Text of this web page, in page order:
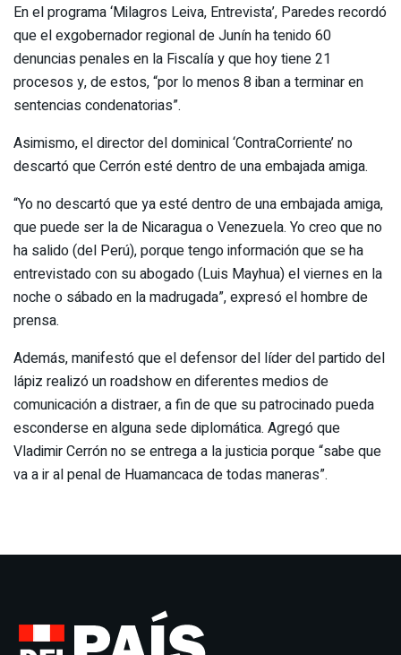
En el programa ‘Milagros Leiva, Entrevista’, Paredes recordó
que el exgobernador regional de Junín ha tenido 60
denuncias penales en la Fiscalía y que hoy tiene 21
procesos y, de estos, “por lo menos 8 iban a terminar en
sentencias condenatorias”.
Asimismo, el director del dominical ‘ContraCorriente’ no
descartó que Cerrón esté dentro de una embajada amiga.
“Yo no descartó que ya esté dentro de una embajada amiga,
que puede ser la de Nicaragua o Venezuela. Yo creo que no
ha salido (del Perú), porque tengo información que se ha
entrevistado con su abogado (Luis Mayhua) el viernes en la
noche o sábado en la madrugada”, expresó el hombre de
prensa.
Además, manifestó que el defensor del líder del partido del
lápiz realizó un roadshow en diferentes medios de
comunicación a distraer, a fin de que su patrocinado pueda
esconderse en alguna sede diplomática. Agregó que
Vladimir Cerrón no se entrega a la justicia porque “sabe que
va a ir al penal de Huamancaca de todas maneras”.